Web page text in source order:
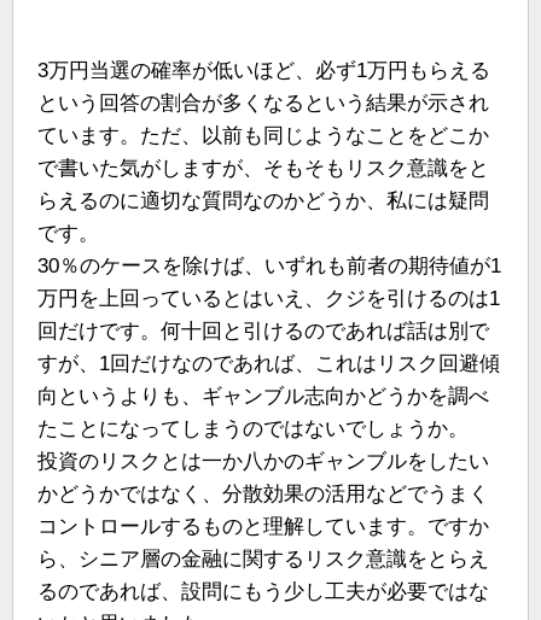
3万円当選の確率が低いほど、必ず1万円もらえる
という回答の割合が多くなるという結果が示され
ています。ただ、以前も同じようなことをどこか
で書いた気がしますが、そもそもリスク意識をと
らえるのに適切な質問なのかどうか、私には疑問
です。
30％のケースを除けば、いずれも前者の期待値が1
万円を上回っているとはいえ、クジを引けるのは1
回だけです。何十回と引けるのであれば話は別で
すが、1回だけなのであれば、これはリスク回避傾
向というよりも、ギャンブル志向かどうかを調べ
たことになってしまうのではないでしょうか。
投資のリスクとは一か八かのギャンブルをしたい
かどうかではなく、分散効果の活用などでうまく
コントロールするものと理解しています。ですか
ら、シニア層の金融に関するリスク意識をとらえ
るのであれば、設問にもう少し工夫が必要ではな